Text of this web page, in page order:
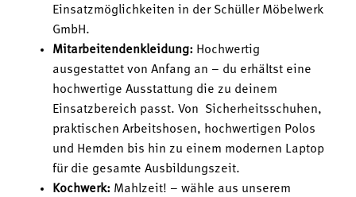
Einsatzmöglichkeiten in der Schüller Möbelwerk
GmbH.
Mitarbeitendenkleidung: Hochwertig
ausgestattet von Anfang an – du erhältst eine
hochwertige Ausstattung die zu deinem
Einsatzbereich passt. Von Sicherheitsschuhen,
praktischen Arbeitshosen, hochwertigen Polos
und Hemden bis hin zu einem modernen Laptop
für die gesamte Ausbildungszeit.
Kochwerk: Mahlzeit! – wähle aus unserem